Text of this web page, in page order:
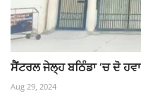
ਸੈਂਟਰਲ ਜੇਲ੍ਹ ਬਠਿੰਡਾ ‘ਚ ਦੋ
Aug 29, 2024